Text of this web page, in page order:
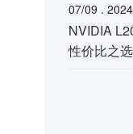
07/09 . 2024
NVIDIA
性价比之选